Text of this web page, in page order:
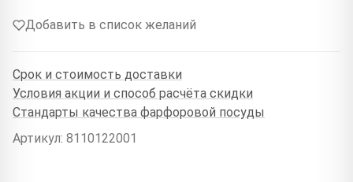
Добавить в список желаний
Срок и стоимость доставки
Условия акции и способ расчёта скидки
Стандарты качества фарфоровой посуды
Артикул: 8110122001